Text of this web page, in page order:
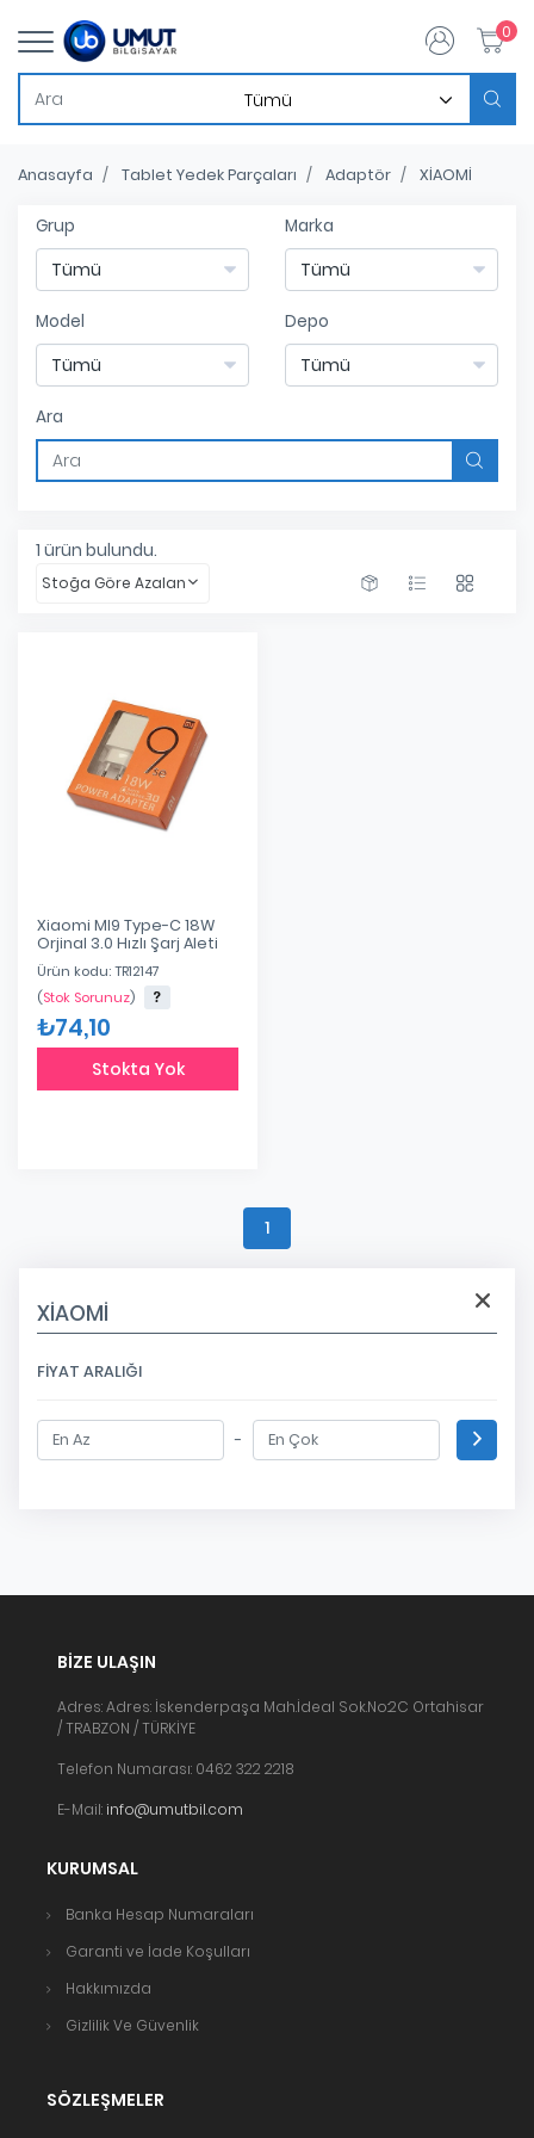
0
Anasayfa Tablet Yedek Parçaları Adaptör XİAOMİ
XİAOMİ
FIYAT ARALIĞI
-
Grup Marka
Model Depo
Ara
1 ürün bulundu.
Stoğa Göre Azalan
Xiaomi MI9 Type-C 18W
Orjinal 3.0 Hızlı Şarj Aleti
Ürün kodu: TR12147
(Stok Sorunuz)
₺74,10
Stokta Yok
1
BIZE ULAŞIN
Adres: Adres: İskenderpaşa Mah.İdeal Sok.No:2C Ortahisar
/ TRABZON / TÜRKİYE
Telefon Numarası: 0462 322 2218
E-Mail: info@umutbil.com
KURUMSAL
Banka Hesap Numaraları
Garanti ve İade Koşulları
Hakkımızda
Gizlilik Ve Güvenlik
SÖZLEŞMELER